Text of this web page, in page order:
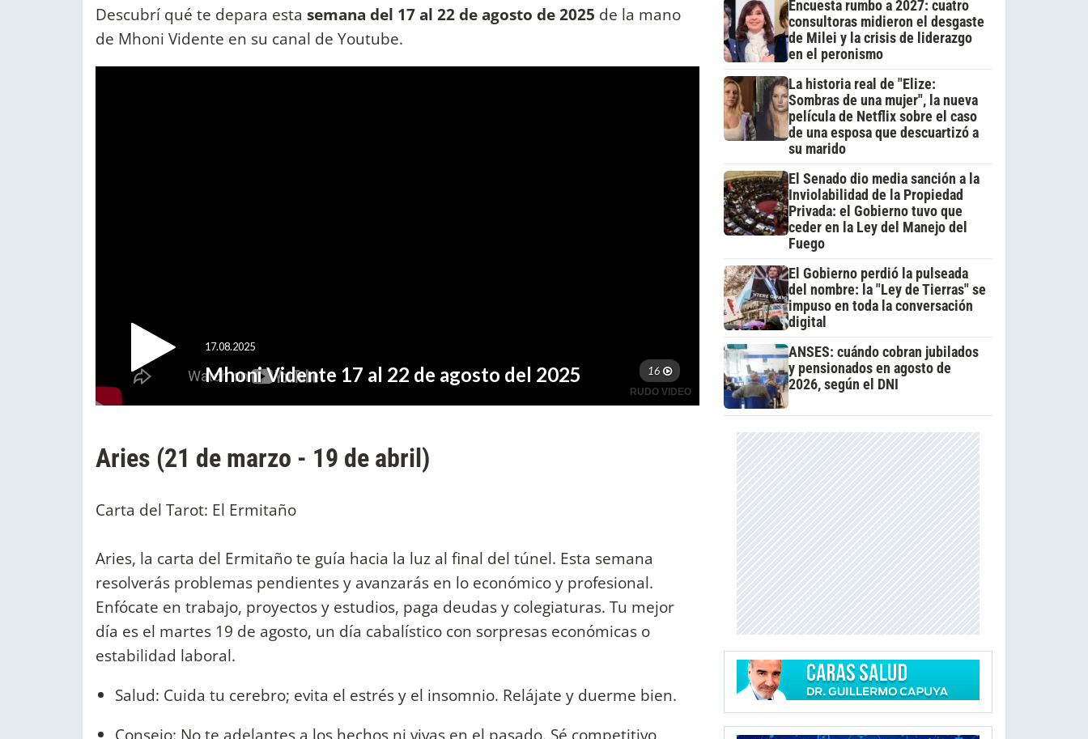
Descubrí qué te depara esta semana del 17 al 22 de agosto de 2025 de la mano
de Mhoni Vidente en su canal de Youtube.
Aries (21 de marzo - 19 de abril)
Carta del Tarot: El Ermitaño
Aries, la carta del Ermitaño te guía hacia la luz al final del túnel. Esta semana
resolverás problemas pendientes y avanzarás en lo económico y profesional.
Enfócate en trabajo, proyectos y estudios, paga deudas y colegiaturas. Tu mejor
día es el martes 19 de agosto, un día cabalístico con sorpresas económicas o
estabilidad laboral.
Salud: Cuida tu cerebro; evita el estrés y el insomnio. Relájate y duerme bien.
Encuesta rumbo a 2027: cuatro
consultoras midieron el desgaste
de Milei y la crisis de liderazgo
en el peronismo
La historia real de "Elize:
Sombras de una mujer", la nueva
película de Netflix sobre el caso
de una esposa que descuartizó a
su marido
El Senado dio media sanción a la
Inviolabilidad de la Propiedad
Privada: el Gobierno tuvo que
ceder en la Ley del Manejo del
Fuego
El Gobierno perdió la pulseada
del nombre: la "Ley de Tierras" se
impuso en toda la conversación
digital
ANSES: cuándo cobran jubilados
y pensionados en agosto de
2026, según el DNI